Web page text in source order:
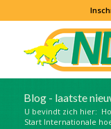
Blog - laatste
U bevindt zich hier:
Start Internationale